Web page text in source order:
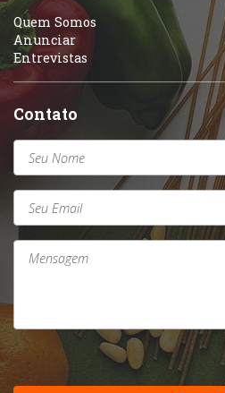
Quem Somos
Anunciar
Entrevistas
Contato